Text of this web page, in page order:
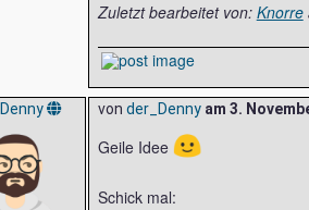
Zuletzt bearbeitet von: Knorre
von der_Dennyam 3.
Geile Idee 🙂
Schick mal: